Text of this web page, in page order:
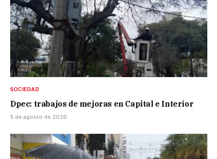
SOCIEDAD
Dpec: trabajos de mejoras en Capital e Interior
5 de agosto de 2026